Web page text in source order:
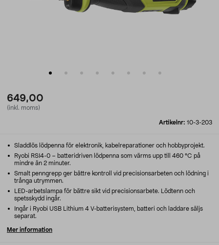
649,00
(inkl. moms)
Artikelnr: 10-3-203
Sladdlös lödpenna för elektronik, kabelreparationer och hobbyprojekt.
Ryobi RSI4-0 – batteridriven lödpenna som värms upp till 460 °C på
mindre än 2 minuter.
Smalt penngrepp ger bättre kontroll vid precisionsarbeten och lödning i
trånga utrymmen.
LED-arbetslampa för bättre sikt vid precisionsarbete. Lödtenn och
spetsskydd ingår.
Ingår i Ryobi USB Lithium 4 V-batterisystem, batteri och laddare säljs
separat.
Mer information